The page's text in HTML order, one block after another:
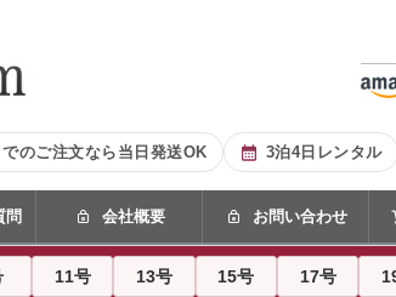
のご注文なら当日発送OK 3泊4日レンタル
問 会社概要 お問い合わせ
11号 13号 15号 17号